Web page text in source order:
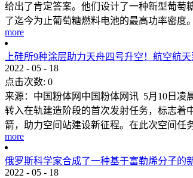
给出了肯定答案。他们设计了一种新型葡萄
了迄今为止葡萄糖燃料电池的最高功率密度
more
上硅所9种涂层助力天舟四号升空！航空航
2022 - 05 - 18
点击次数: 0
来源：中国粉体网中国粉体网讯 5月10日凌
转入在轨建造阶段的首次发射任务，标志着
箭，助力空间站建设新征程。在此次空间任
more
俄罗斯科学家合成了一种基于富勒烯分子的
2022 - 05 - 18